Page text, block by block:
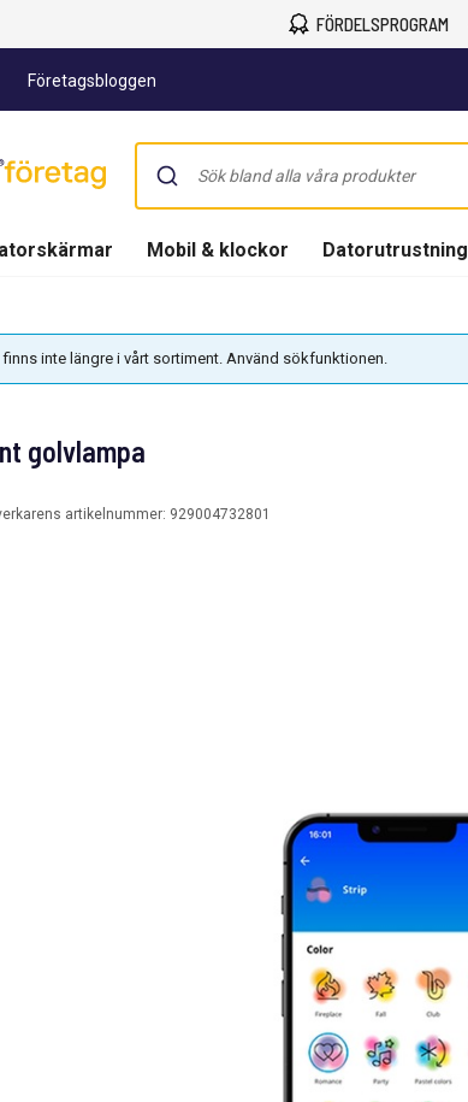
FÖRDELSPROGRAM
Företagsbloggen
Mobil & klockor Datorutrustning
inte längre i vårt sortiment. Använd sökfunktionen.
golvlampa
artikelnummer: 929004732801